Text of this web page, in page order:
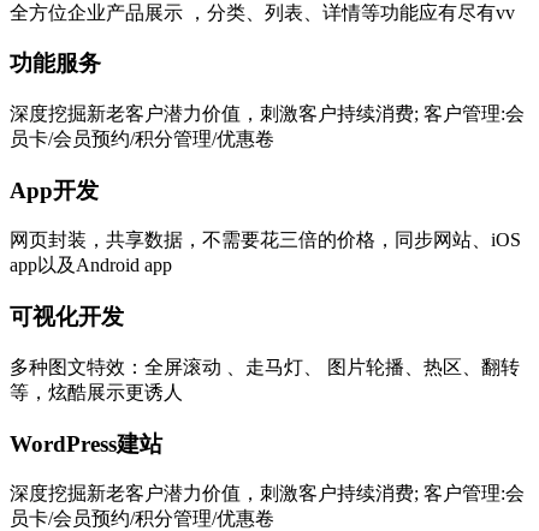
全方位企业产品展示 ，分类、列表、详情等功能应有尽有vv
功能服务
深度挖掘新老客户潜力价值，刺激客户持续消费; 客户管理:会
员卡/会员预约/积分管理/优惠卷
App开发
网页封装，共享数据，不需要花三倍的价格，同步网站、iOS
app以及Android app
可视化开发
多种图文特效：全屏滚动 、走马灯、 图片轮播、热区、翻转
等，炫酷展示更诱人
WordPress建站
深度挖掘新老客户潜力价值，刺激客户持续消费; 客户管理:会
员卡/会员预约/积分管理/优惠卷